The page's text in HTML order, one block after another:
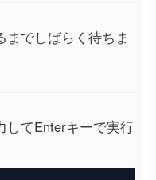
までしばらく待ちま
してEnterキーで実行